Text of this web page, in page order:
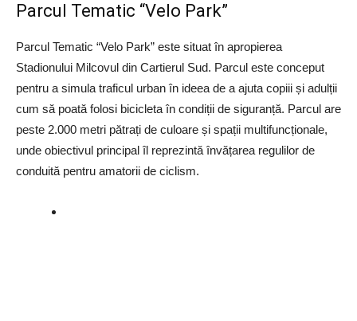
Parcul Tematic “Velo Park”
Parcul Tematic “Velo Park” este situat în apropierea
Stadionului Milcovul din Cartierul Sud. Parcul este conceput
pentru a simula traficul urban în ideea de a ajuta copiii și adulții
cum să poată folosi bicicleta în condiții de siguranță. Parcul are
peste 2.000 metri pătrați de culoare și spații multifuncționale,
unde obiectivul principal îl reprezintă învățarea regulilor de
conduită pentru amatorii de ciclism.